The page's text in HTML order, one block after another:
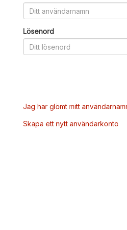
Lösenord
Jag har glömt mitt
Skapa ett nytt användarkonto